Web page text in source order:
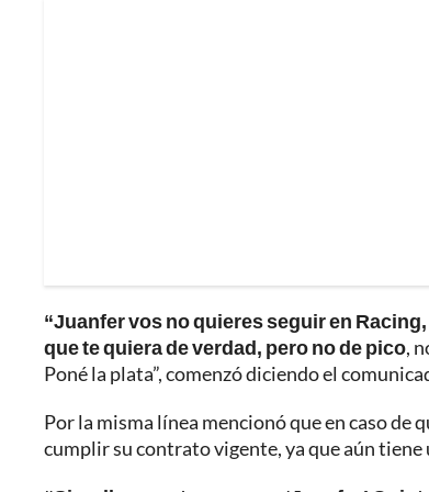
“Juanfer vos no quieres seguir en
que te quiera de verdad, pero no de pico,
Poné la plata”, comenzó diciendo el
Por la misma línea mencionó que en caso de
cumplir su contrato vigente, ya que aún